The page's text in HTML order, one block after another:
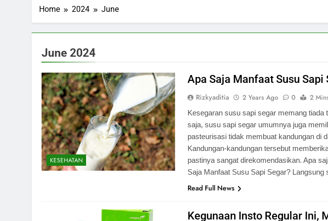
Home 2024 June
June 2024
KESEHATAN
Apa Saja Manfaat Susu Sapi
Rizkyaditia 2 Years Ago 0 2
Kesegaran susu sapi segar memang tiada
saja, susu sapi segar umumnya juga
pasteurisasi tidak membuat kandungan di
Kandungan-kandungan tersebut
pastinya sangat direkomendasikan. Apa
Saja Manfaat Susu Sapi Segar? Langsung
Read Full News
Kegunaan Insto Regular Ini,